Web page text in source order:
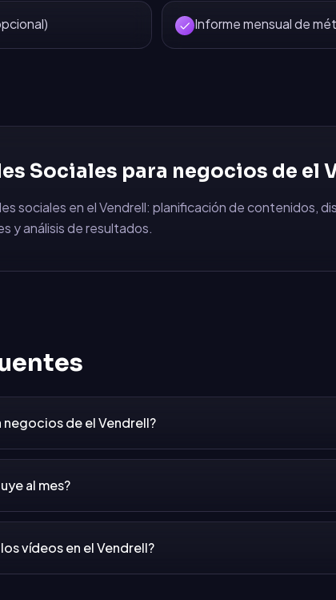
Informe mensual de
Sociales para negocios de el
sociales en el Vendrell: planificación de contenidos,
y análisis de resultados.
negocios de el Vendrell?
al mes?
vídeos en el Vendrell?